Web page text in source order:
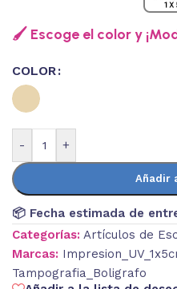
🖌️ Escoge el color y
COLOR
- +
Añadir
📦 Fecha estimada de
Categorías: Artículos de
Marcas:
Tampografia_Boligrafo